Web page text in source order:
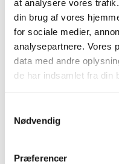
at analysere vores
din brug af vores
for sociale medier,
analysepartnere. Vores
data med andre
de har indsamlet fra din
Nødvendig
Præferencer
Du vil